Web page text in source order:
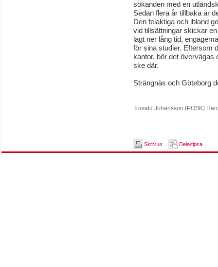
sökanden med en
Sedan flera år tillbaka är
Den felaktiga och ibland
vid tillsättningar skickar
lagt ner lång tid,
för sina studier. Eftersom
kantor, bör det
ske där.
Strängnäs och Göteborg
Torvald Johansson (POSK)
Skriv ut Dela/tipsa